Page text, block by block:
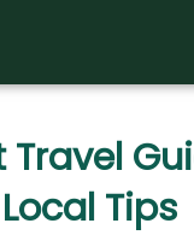
Travel
Local Tips